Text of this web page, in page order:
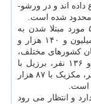
داده اند و در ورشو-
محدود شده است.
تابحال بیشتر از ۴۱ میلیون و ۸۷۸ هزار و ۵۴۲ مورد مبتلا شدن به
کرونا گزارش شده است که در این بین یک میلیون و ۱۴۰ هزار و
کشورهای مختلف،
بالاترین تلفات مربوط به آمریکا با ۲۲۸ هزار و ۱۳۶ نفر، برزیل با
۱۵۵ هزار و ۵۰۰ نفر، هند با ۱۱۷ هزار و ۳۳۶ نفر، مکزیک با ۸۷ هزار
و انتظار می رود